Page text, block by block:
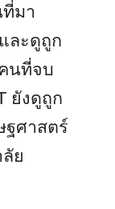
มา
ละดูถูก
นที่จบ
ยังดูถูก
ศาสตร์
ย